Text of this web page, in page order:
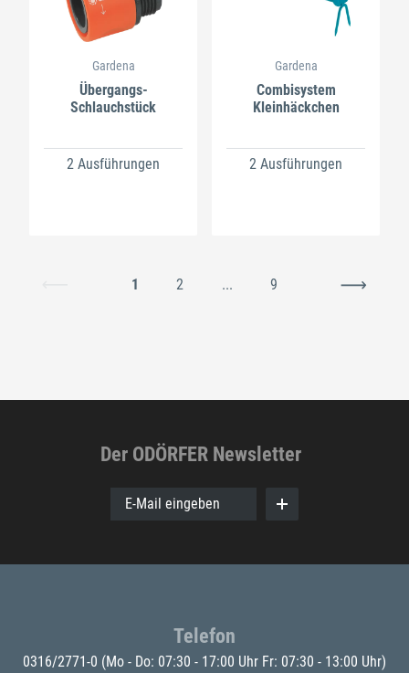
Gardena
Übergangs-
Schlauchstück
2 Ausführungen
Gardena
Combisystem
Kleinhäckchen
2 Ausführungen
1 2 ... 9
Der ODÖRFER Newsletter
E-Mail eingeben
Telefon
0316/2771-0 (Mo - Do: 07:30 - 17:00 Uhr Fr: 07:30 - 13:00 Uhr)